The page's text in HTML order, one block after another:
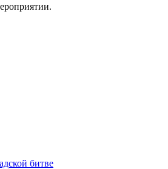
битве